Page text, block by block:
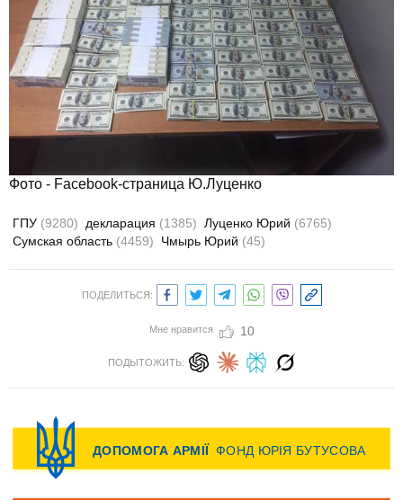
Фото - Facebook-страница Ю.Луценко
ГПУ (9280) декларация (1385) Луценко Юрий (6765)
Сумская область (4459) Чмырь Юрий (45)
ПОДЕЛИТЬСЯ:
Мне нравится 10
ПОДЫТОЖИТЬ: